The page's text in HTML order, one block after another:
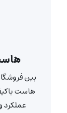
بین
هاست
عملکرد و